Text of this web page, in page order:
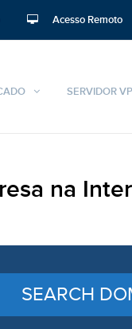
Acesso Remoto
SERVIDOR
na